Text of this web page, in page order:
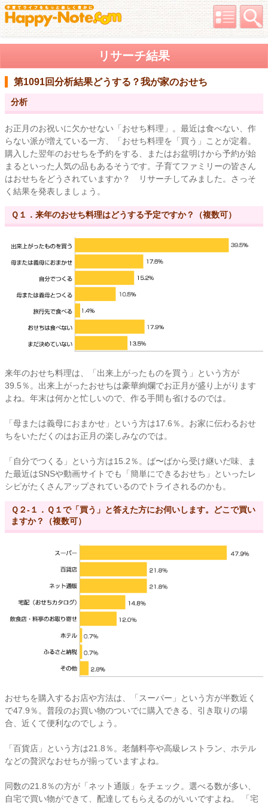
リサーチ結果
第1091回分析結果どうする？我が家のおせち
分析
お正月のお祝いに欠かせない「おせち料理」。最近は食べない、作
らない派が増えている一方、「おせち料理を「買う」ことが定着。
購入した翌年のおせちを予約をする、またはお盆明けから予約が始
まるといった人気の品もあるそうです。子育てファミリーの皆さん
はおせちをどうされていますか？ リサーチしてみました。さっそ
く結果を発表しましょう。
Ｑ１．来年のおせち料理はどうする予定ですか？（複数可）
来年のおせち料理は、「出来上がったものを買う」という方が
39.5％。出来上がったおせちは豪華絢爛でお正月が盛り上がります
よね。年末は何かと忙しいので、作る手間も省けるのでは。
「母または義母におまかせ」という方は17.6％。お家に伝わるおせ
ちをいただくのはお正月の楽しみなのでは。
「自分でつくる」という方は15.2％。ば〜ばから受け継いだ味、ま
た最近はSNSや動画サイトでも「簡単にできるおせち」といったレ
シピがたくさんアップされているのでトライされるのかも。
Ｑ２-１．Ｑ１で「買う」と答えた方にお伺いします。どこで買い
ますか？（複数可）
おせちを購入するお店や方法は、「スーパー」という方が半数近く
で47.9％。普段のお買い物のついでに購入できる、引き取りの場
合、近くて便利なのでしょう。
「百貨店」という方は21.8％。老舗料亭や高級レストラン、ホテル
などの贅沢なおせちが揃っていますよね。
同数の21.8％の方が「ネット通販」をチェック。選べる数が多い、
自宅で買い物ができて、配達してもらえるのがいいですよね。 「宅